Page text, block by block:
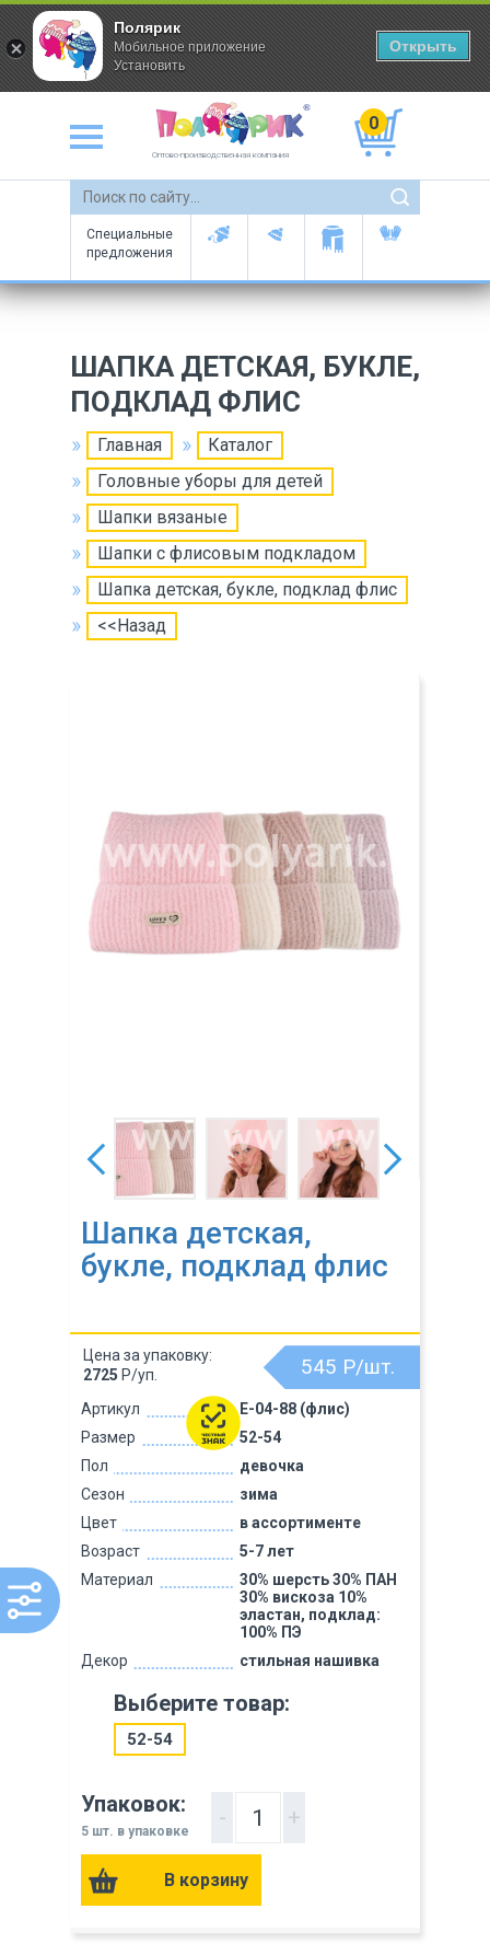
Оптово-производственная компания
0
Специальные
предложения
ШАПКА ДЕТСКАЯ, БУКЛЕ,
ПОДКЛАД ФЛИС
Главная
Каталог
Головные уборы для детей
Шапки вязаные
Шапки с флисовым подкладом
Шапка детская, букле, подклад флис
<<Назад
Шапка детская,
букле, подклад флис
Артикул
E-04-88 (флис)
Размер
52-54
Пол
девочка
Сезон
зима
Цвет
в ассортименте
Возраст
5-7 лет
Материал
30% шерсть 30% ПАН
30% вискоза 10%
эластан, подклад:
100% ПЭ
Декор
стильная нашивка
545 Р/шт.
Цена за упаковку:
2725 Р/уп.
Выберите товар:
52-54
Упаковок:
5 шт. в упаковке
- +
Полярик
Мобильное приложение
Установить
Открыть